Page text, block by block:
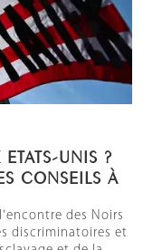
UNIS ?
CONSEILS À
des Noirs
discriminatoires et